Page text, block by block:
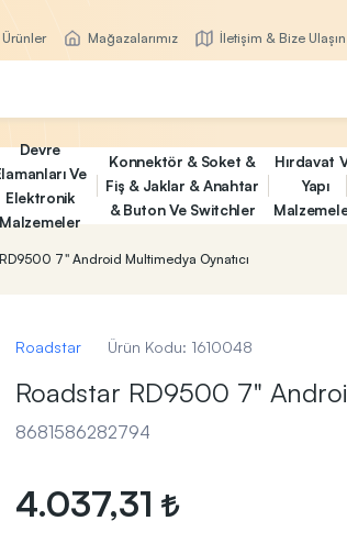
Mağazalarımız İletişim & Bize Ulaşın
Devre
Ve
Elektronik
Malzemeler
Konnektör & Soket &
Fiş & Jaklar & Anahtar
& Buton Ve Switchler
Hırdavat
Yapı
7" Android Multimedya Oynatıcı
Roadstar Ürün Kodu: 1610048
Roadstar RD9500 7"
8681586282794
4.037,31